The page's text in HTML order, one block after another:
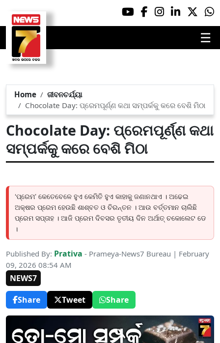
☰
Home
ଜୀବନଚର୍ଯ୍ୟା
Chocolate Day: ପ୍ରେମପୂର୍ଣ୍ଣ କଥା ସମ୍ପର୍କକୁ କରେ ବେଶି ମିଠା
Chocolate Day: ପ୍ରେମପୂର୍ଣ୍ଣ କଥା
ସମ୍ପର୍କକୁ କରେ ବେଶି ମିଠା
‘ପ୍ରେମ’ କେତେବେଳେ ହୁଏ କେମିତି ହୁଏ କାହାକୁ ଜଣାନଥାଏ । ଅଢେଇ
ଅକ୍ଷର ପ୍ରେମ ହେଉଛି ଶାଶ୍ବତ ଓ ଚିରନ୍ତନ । ଆଉ ବର୍ତ୍ତମାନ ଚାଲିଛି
ପ୍ରେମ ସପ୍ତାହ । ଆଜି ପ୍ରେମ ଦିବସର ତୃତୀୟ ଦିନ ଅର୍ଥାତ୍‌ ଚକୋଲେଟ ଡେ
।
Published By: Prativa - Prameya-News7 Bureau | February
09, 2026 08:54 AM
NEWS7
Share
Tweet Share